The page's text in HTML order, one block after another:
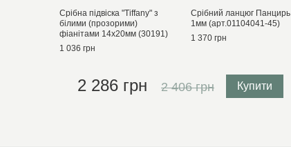
Срібна підвіска "Tiffany" з
білими (прозорими)
фіанітами 14х20мм (30191)
1 036 грн
Срібний ланцюг Панцирь
1мм (арт.01104041-45)
1 370 грн
2 286 грн 2 406 грн Купити